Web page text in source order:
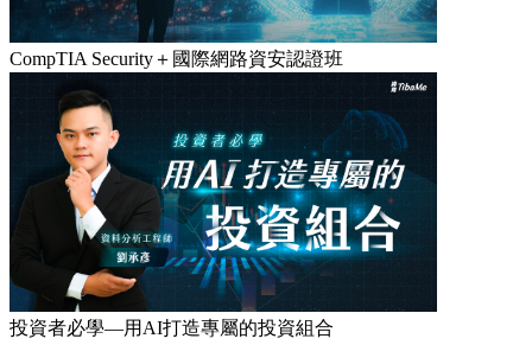
CompTIA Security＋國際網路資安認證班
投資者必學—用AI打造專屬的投資組合